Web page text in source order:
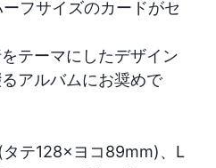
フサイズのカードがセ
テーマにしたデザイン
アルバムにお奨めで
テ128×ヨコ89mm)、L